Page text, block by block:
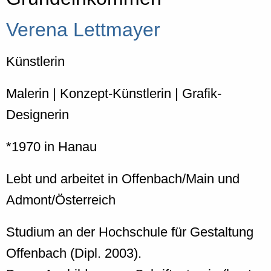
Verena Lettmayer
Künstlerin
Malerin | Konzept-Künstlerin | Grafik-
Designerin
*1970 in Hanau
Lebt und arbeitet in Offenbach/Main und
Admont/Österreich
Studium an der Hochschule für Gestaltung
Offenbach (Dipl. 2003).